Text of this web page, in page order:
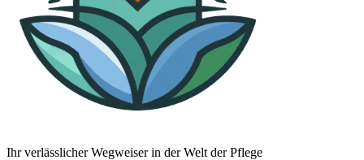
Ihr verlässlicher Wegweiser in der Welt der Pflege